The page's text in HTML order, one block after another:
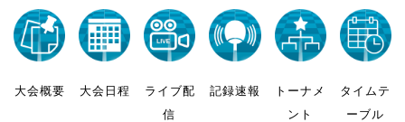
大会概要 大会日程
ライブ配
信
記録速報
トーナメ
ント
タイムテ
ーブル